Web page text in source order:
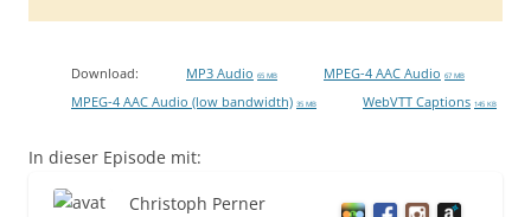
Download: MP3 Audio 65 MB MPEG-4 AAC Audio 67 MB
MPEG-4 AAC Audio (low bandwidth) 35 MB WebVTT Captions 145 KB
In dieser Episode mit:
Christoph Perner